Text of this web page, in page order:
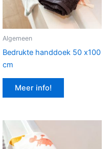
Algemeen
Bedrukte handdoek 50 x100
cm
Meer info!